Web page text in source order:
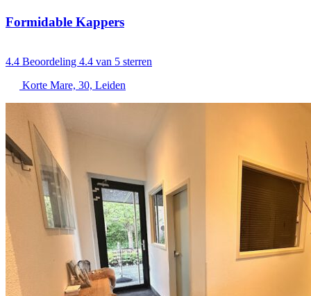
Formidable Kappers
4.4 Beoordeling 4.4 van 5 sterren
Korte Mare, 30, Leiden